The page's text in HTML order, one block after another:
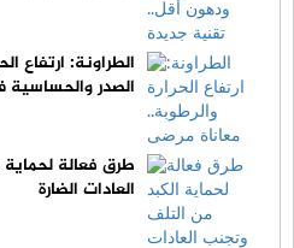
الطراونة: ارتفاع
الصدر
طرق فعالة
العادات الضارة